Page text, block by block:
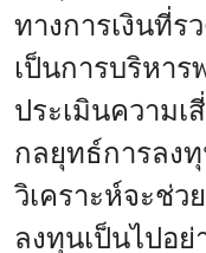
ทางการเงินที่ร
เป็นการบริหา
ประเมินความเ
กลยุทธ์การลง
วิเคราะห์จะช่ว
ลงทุนเป็นไปอ